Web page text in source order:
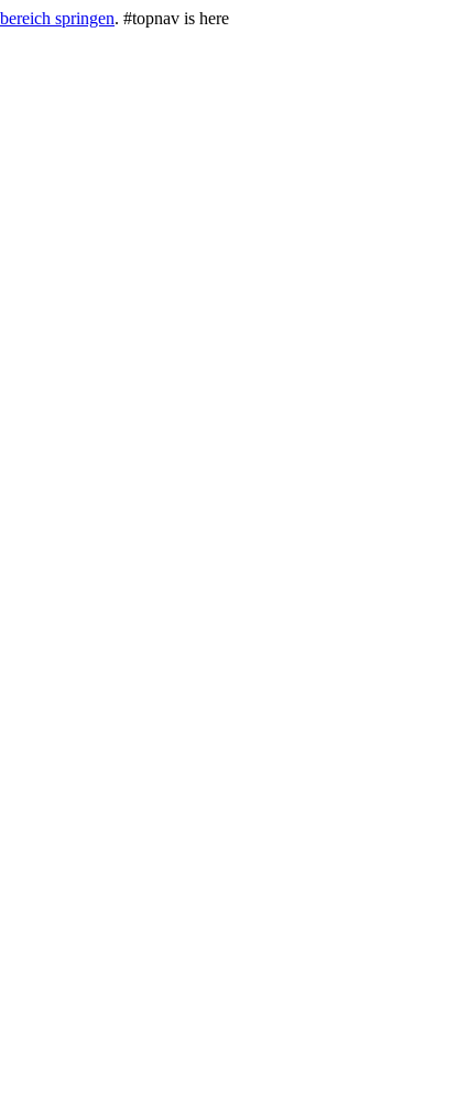
springen. #topnav is here